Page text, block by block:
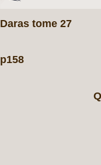
Daras tome 27
p158